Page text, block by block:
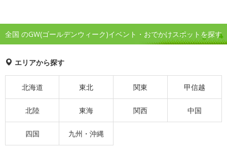
全国 のGW(ゴールデンウィーク)イベント・おでかけスポットを探す
エリアから探す
北海道 東北 関東 甲信越
北陸 東海 関西 中国
四国 九州・沖縄